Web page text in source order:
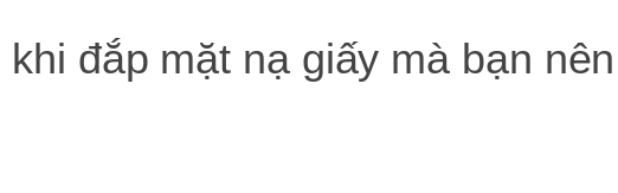
đắp mặt nạ giấy mà bạn nên